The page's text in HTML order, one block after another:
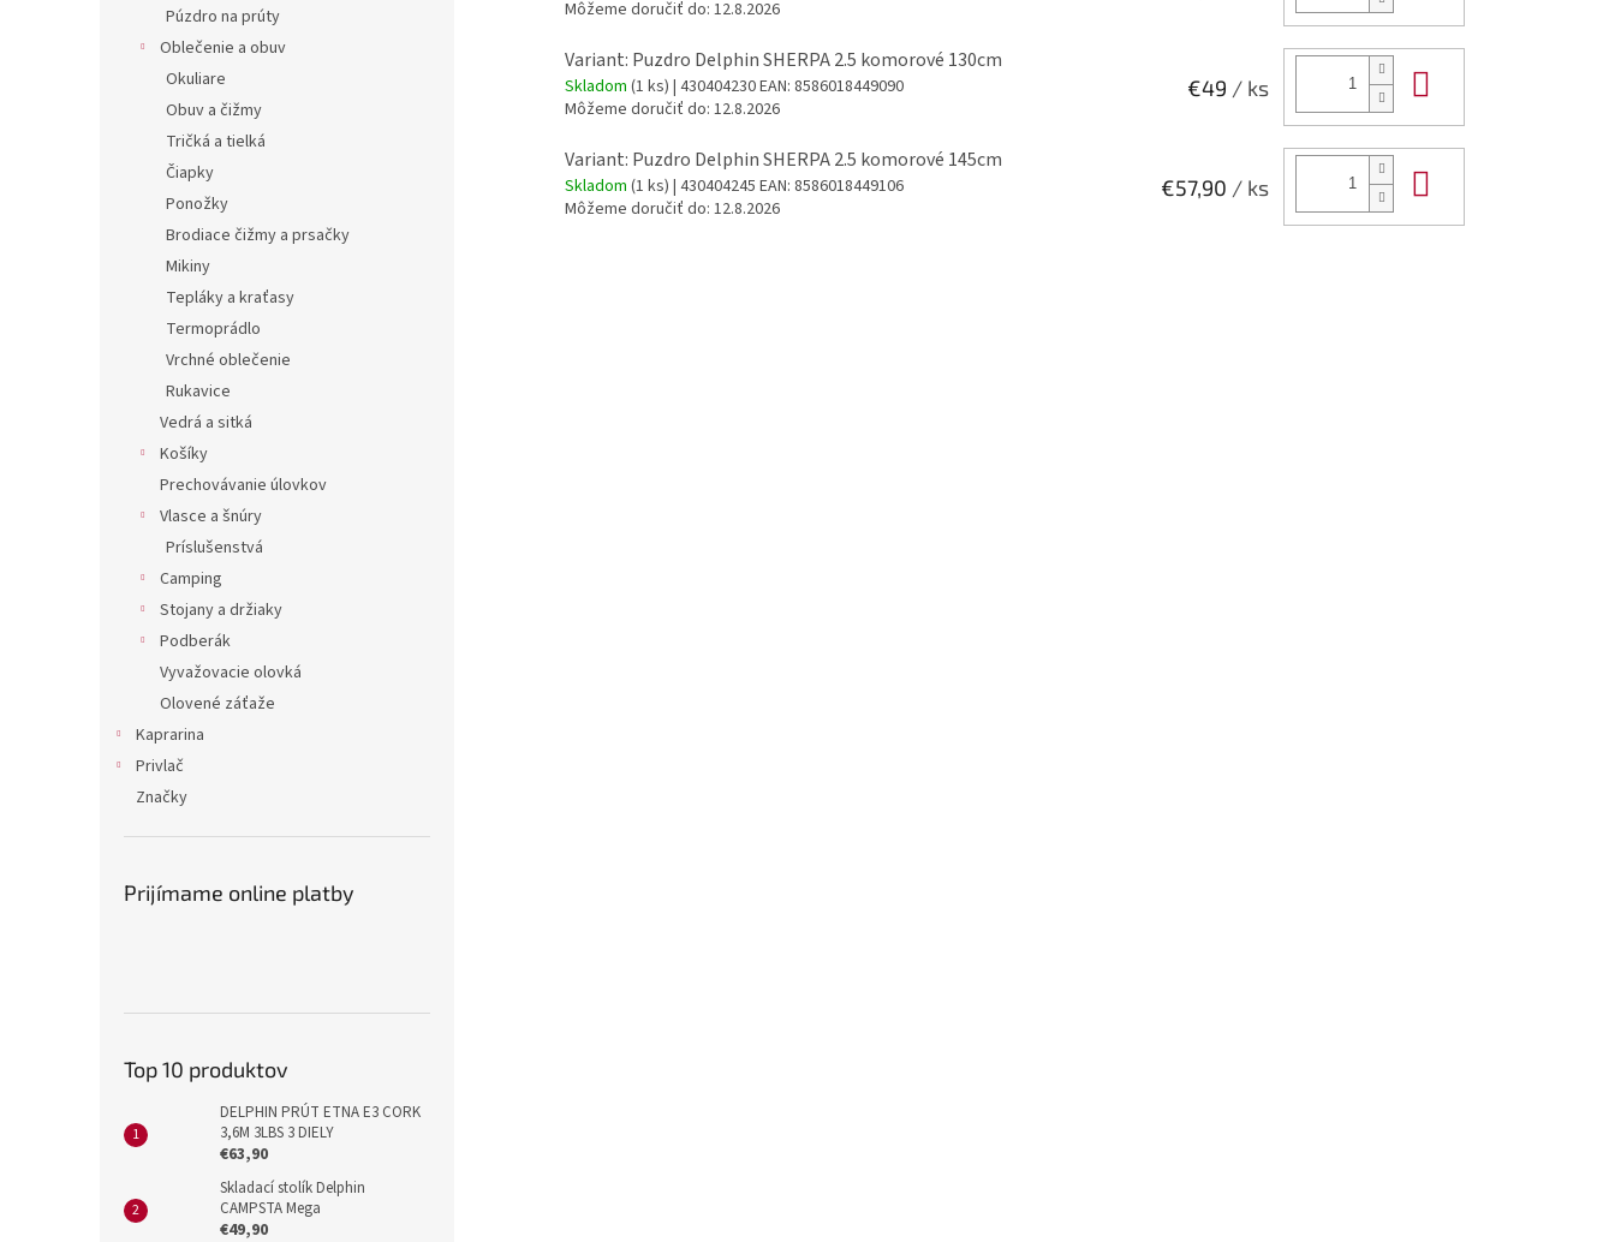
Púzdro na prúty
Oblečenie a obuv
Okuliare
Obuv a čižmy
Tričká a tielká
Čiapky
Ponožky
Brodiace čižmy a prsačky
Mikiny
Tepláky a kraťasy
Termoprádlo
Vrchné oblečenie
Rukavice
Vedrá a sitká
Košíky
Prechovávanie úlovkov
Vlasce a šnúry
Príslušenstvá
Camping
Stojany a držiaky
Podberák
Vyvažovacie olovká
Olovené záťaže
Kaprarina
Privlač
Značky
Prijímame online platby
Top 10 produktov
DELPHIN PRÚT ETNA E3 CORK
3,6M 3LBS 3 DIELY
€63,90
Skladací stolík Delphin
CAMPSTA Mega
€49,90
Môžeme doručiť do: 12.8.2026
Variant: Puzdro Delphin SHERPA 2.5 komorové 130cm
Skladom (1 ks) | 430404230EAN: 8586018449090
Môžeme doručiť do: 12.8.2026
€49 / ks
Variant: Puzdro Delphin SHERPA 2.5 komorové 145cm
Skladom (1 ks) | 430404245 EAN: 8586018449106
Môžeme doručiť do: 12.8.2026
€57,90 / ks